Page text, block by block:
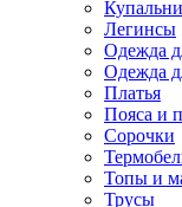
Легинсы
Одежда
Одежда
Платья
Пояса и
Сорочки
Топы и
Трусы